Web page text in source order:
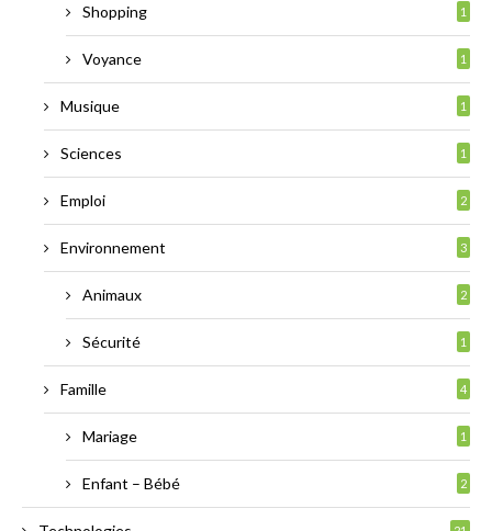
Shopping 1
Voyance 1
Musique 1
Sciences 1
Emploi 2
Environnement 3
Animaux 2
Sécurité 1
Famille 4
Mariage 1
Enfant – Bébé 2